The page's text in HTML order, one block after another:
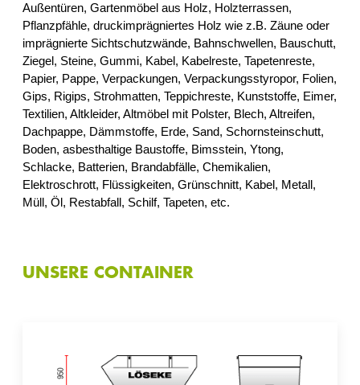
Außentüren, Gartenmöbel aus Holz, Holzterrassen,
Pflanzpfähle, druckimprägniertes Holz wie z.B. Zäune oder
imprägnierte Sichtschutzwände, Bahnschwellen, Bauschutt,
Ziegel, Steine, Gummi, Kabel, Kabelreste, Tapetenreste,
Papier, Pappe, Verpackungen, Verpackungsstyropor, Folien,
Gips, Rigips, Strohmatten, Teppichreste, Kunststoffe, Eimer,
Textilien, Altkleider, Altmöbel mit Polster, Blech, Altreifen,
Dachpappe, Dämmstoffe, Erde, Sand, Schornsteinschutt,
Boden, asbesthaltige Baustoffe, Bimsstein, Ytong,
Schlacke, Batterien, Brandabfälle, Chemikalien,
Elektroschrott, Flüssigkeiten, Grünschnitt, Kabel, Metall,
Müll, Öl, Restabfall, Schilf, Tapeten, etc.
UNSERE CONTAINER